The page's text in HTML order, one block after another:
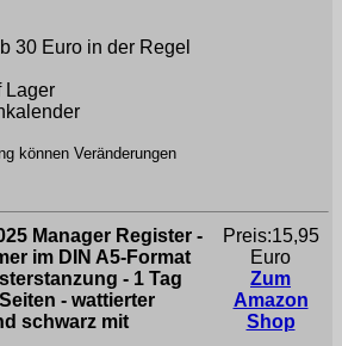
30 Euro in der Regel
Lager
können Veränderungen
Manager Register -
im DIN A5-Format
- 1 Tag
- wattierter
schwarz mit
Preis:15,95
Euro
Zum
Amazon
Shop